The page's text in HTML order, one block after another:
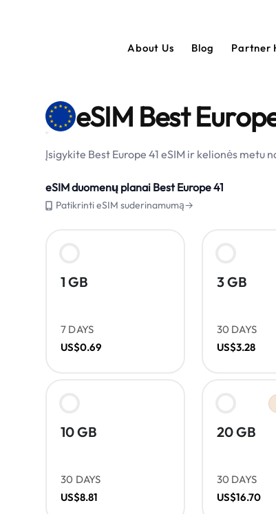
About Us Blog Partner
eSIM Best
Įsigykite Best Europe 41 eSIM ir kelionės
eSIM duomenų planai Best Europe 41
Patikrinti eSIM suderinamumą→
1 GB
7 DAYS
US$0.69
3 GB
30 DAYS
US$3.28
10 GB
30 DAYS
US$8.81
20 GB
30 DAYS
US$16.70